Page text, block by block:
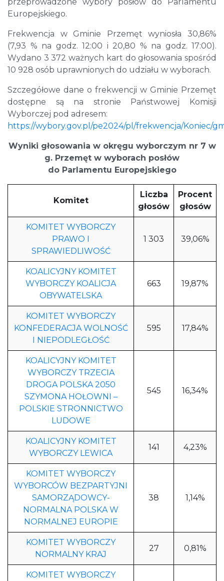
Europejskiego.
Frekwencja w Gminie Przemęt wyniosła 30,86%
(7,93 % na godz. 12:00 i 20,80 % na godz. 17:00).
Wydano 3 372 ważnych kart do głosowania spośród
10 928 osób uprawnionych do udziału w wyborach.
Szczegółowe dane o frekwencji w Gminie Przemęt
dostępne są na stronie Państwowej Komisji
Wyborczej pod adresem:
https://wybory.gov.pl/pe2024/pl/frekwencja/Koniec/
Wyniki głosowania w okręgu wyborczym nr 7 w
g. Przemęt w wyborach posłów
do Parlamentu Europejskiego
Komitet
Liczba
głosów
Procent
głosów
KOMITET WYBORCZY
PRAWO I
SPRAWIEDLIWOŚĆ
1 303 39,06%
KOALICYJNY KOMITET
WYBORCZY KOALICJA
OBYWATELSKA
663 19,87%
KOMITET WYBORCZY
KONFEDERACJA WOLNOŚĆ
I NIEPODLEGŁOŚĆ
595 17,84%
KOALICYJNY KOMITET
WYBORCZY TRZECIA
DROGA POLSKA 2050
SZYMONA HOŁOWNI –
POLSKIE STRONNICTWO
LUDOWE
545 16,34%
KOALICYJNY KOMITET
WYBORCZY LEWICA
141 4,23%
KOMITET WYBORCZY
WYBORCÓW BEZPARTYJNI
SAMORZĄDOWCY-
NORMALNA POLSKA W
NORMALNEJ EUROPIE
38 1,14%
KOMITET WYBORCZY
NORMALNY KRAJ
27 0,81%
KOMITET WYBORCZY